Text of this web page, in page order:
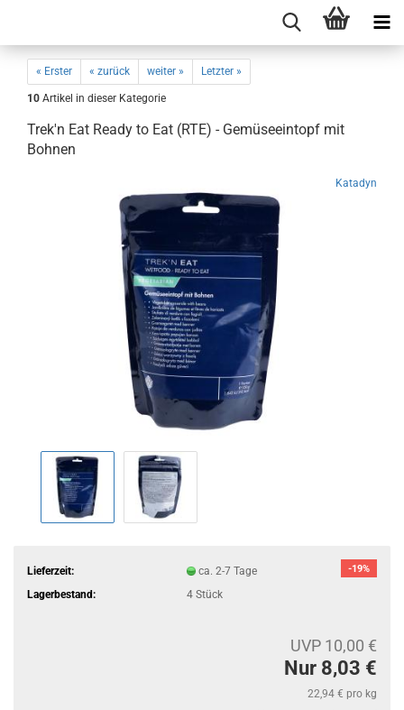
« Erster « zurück weiter » Letzter »
10 Artikel in dieser Kategorie
Trek'n Eat Ready to Eat (RTE) - Gemüseeintopf mit
Bohnen
Katadyn
-19%
Lieferzeit:
ca. 2-7 Tage
Lagerbestand:
4 Stück
UVP 10,00 €
Nur 8,03 €
22,94 € pro kg